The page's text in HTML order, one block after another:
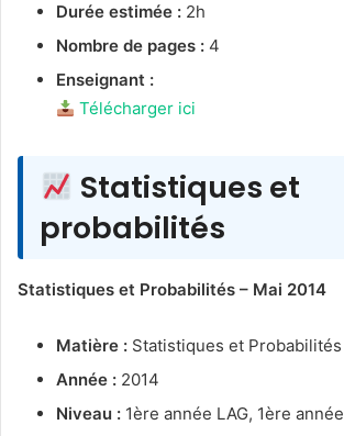
Durée estimée : 2h
Nombre de pages : 4
Enseignant :
Télécharger ici
Statistiques et
probabilités
Statistiques et Probabilités – Mai 2014
Matière : Statistiques et Probabilités
Année : 2014
Niveau : 1ère année LAG, 1ère